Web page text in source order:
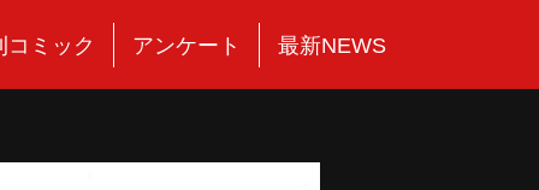
コミック アンケート 最新NEWS